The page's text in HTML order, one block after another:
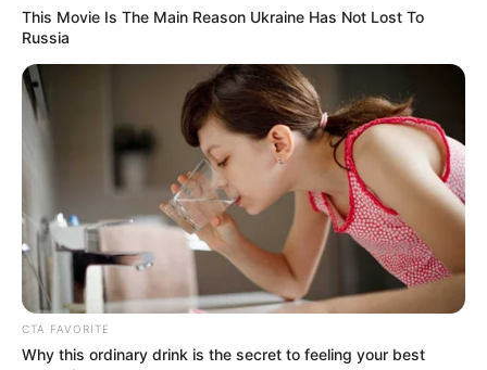
This Movie Is The Main Reason Ukraine Has Not Lost To
Russia
CTA FAVORITE
Why this ordinary drink is the secret to feeling your best